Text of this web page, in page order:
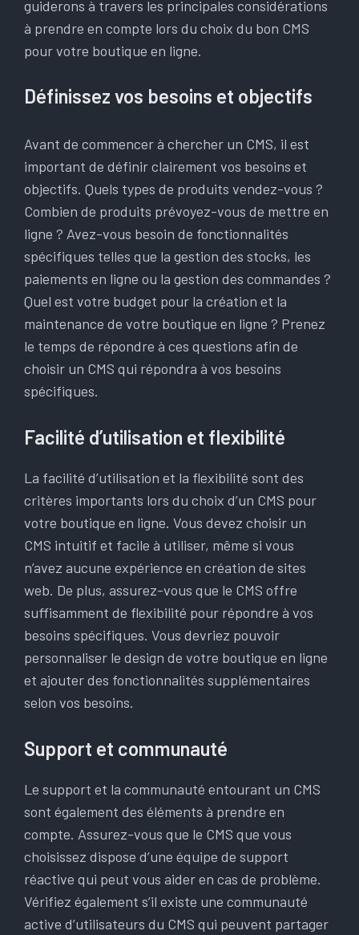
guiderons à travers les principales considérations
à prendre en compte lors du choix du bon CMS
pour votre boutique en ligne.
Définissez vos besoins et objectifs
Avant de commencer à chercher un CMS, il est
important de définir clairement vos besoins et
objectifs. Quels types de produits vendez-vous ?
Combien de produits prévoyez-vous de mettre en
ligne ? Avez-vous besoin de fonctionnalités
spécifiques telles que la gestion des stocks, les
paiements en ligne ou la gestion des commandes ?
Quel est votre budget pour la création et la
maintenance de votre boutique en ligne ? Prenez
le temps de répondre à ces questions afin de
choisir un CMS qui répondra à vos besoins
spécifiques.
Facilité d’utilisation et flexibilité
La facilité d’utilisation et la flexibilité sont des
critères importants lors du choix d’un CMS pour
votre boutique en ligne. Vous devez choisir un
CMS intuitif et facile à utiliser, même si vous
n’avez aucune expérience en création de sites
web. De plus, assurez-vous que le CMS offre
suffisamment de flexibilité pour répondre à vos
besoins spécifiques. Vous devriez pouvoir
personnaliser le design de votre boutique en ligne
et ajouter des fonctionnalités supplémentaires
selon vos besoins.
Support et communauté
Le support et la communauté entourant un CMS
sont également des éléments à prendre en
compte. Assurez-vous que le CMS que vous
choisissez dispose d’une équipe de support
réactive qui peut vous aider en cas de problème.
Vérifiez également s’il existe une communauté
active d’utilisateurs du CMS qui peuvent partager